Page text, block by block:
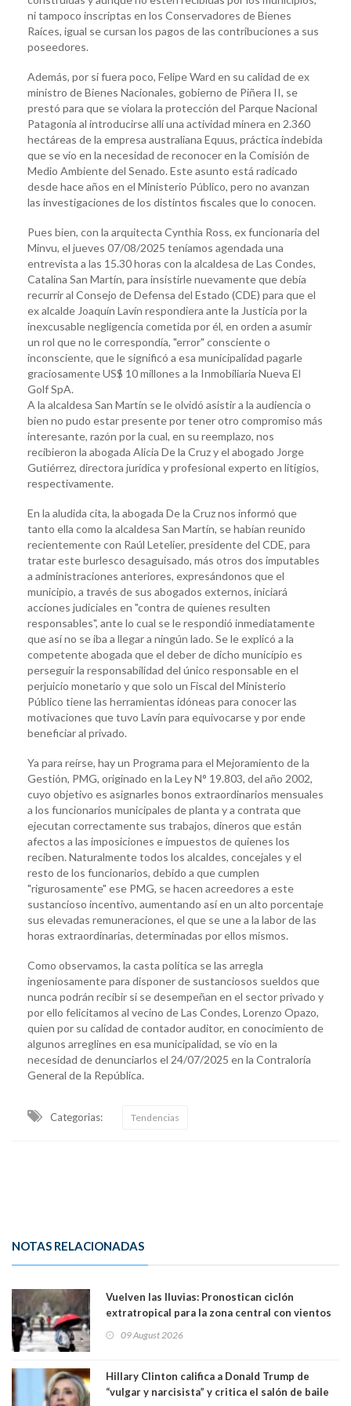
ni tampoco inscriptas en los Conservadores de Bienes
Raíces, igual se cursan los pagos de las contribuciones a sus
poseedores.
Además, por si fuera poco, Felipe Ward en su calidad de ex
ministro de Bienes Nacionales, gobierno de Piñera II, se
prestó para que se violara la protección del Parque Nacional
Patagonia al introducirse allí una actividad minera en 2.360
hectáreas de la empresa australiana Equus, práctica indebida
que se vio en la necesidad de reconocer en la Comisión de
Medio Ambiente del Senado. Este asunto está radicado
desde hace años en el Ministerio Público, pero no avanzan
las investigaciones de los distintos fiscales que lo conocen.
Pues bien, con la arquitecta Cynthia Ross, ex funcionaria del
Minvu, el jueves 07/08/2025 teníamos agendada una
entrevista a las 15.30 horas con la alcaldesa de Las Condes,
Catalina San Martín, para insistirle nuevamente que debía
recurrir al Consejo de Defensa del Estado (CDE) para que el
ex alcalde Joaquín Lavín respondiera ante la Justicia por la
inexcusable negligencia cometida por él, en orden a asumir
un rol que no le correspondía, "error" consciente o
inconsciente, que le significó a esa municipalidad pagarle
graciosamente US$ 10 millones a la Inmobiliaria Nueva El
Golf SpA.
A la alcaldesa San Martín se le olvidó asistir a la audiencia o
bien no pudo estar presente por tener otro compromiso más
interesante, razón por la cual, en su reemplazo, nos
recibieron la abogada Alicia De la Cruz y el abogado Jorge
Gutiérrez, directora jurídica y profesional experto en litigios,
respectivamente.
En la aludida cita, la abogada De la Cruz nos informó que
tanto ella como la alcaldesa San Martín, se habían reunido
recientemente con Raúl Letelier, presidente del CDE, para
tratar este burlesco desaguisado, más otros dos imputables
a administraciones anteriores, expresándonos que el
municipio, a través de sus abogados externos, iniciará
acciones judiciales en "contra de quienes resulten
responsables", ante lo cual se le respondió inmediatamente
que así no se iba a llegar a ningún lado. Se le explicó a la
competente abogada que el deber de dicho municipio es
perseguir la responsabilidad del único responsable en el
perjuicio monetario y que solo un Fiscal del Ministerio
Público tiene las herramientas idóneas para conocer las
motivaciones que tuvo Lavín para equivocarse y por ende
beneficiar al privado.
Ya para reírse, hay un Programa para el Mejoramiento de la
Gestión, PMG, originado en la Ley N° 19.803, del año 2002,
cuyo objetivo es asignarles bonos extraordinarios mensuales
a los funcionarios municipales de planta y a contrata que
ejecutan correctamente sus trabajos, dineros que están
afectos a las imposiciones e impuestos de quienes los
reciben. Naturalmente todos los alcaldes, concejales y el
resto de los funcionarios, debido a que cumplen
"rigurosamente" ese PMG, se hacen acreedores a este
sustancioso incentivo, aumentando así en un alto porcentaje
sus elevadas remuneraciones, el que se une a la labor de las
horas extraordinarias, determinadas por ellos mismos.
Como observamos, la casta política se las arregla
ingeniosamente para disponer de sustanciosos sueldos que
nunca podrán recibir si se desempeñan en el sector privado y
por ello felicitamos al vecino de Las Condes, Lorenzo Opazo,
quien por su calidad de contador auditor, en conocimiento de
algunos arreglines en esa municipalidad, se vio en la
necesidad de denunciarlos el 24/07/2025 en la Contraloría
General de la República.
Categorias: Tendencias
NOTAS RELACIONADAS
Vuelven las lluvias: Pronostican ciclón
extratropical para la zona central con vientos
09 August 2026
Hillary Clinton califica a Donald Trump de
“vulgar y narcisista” y critica el salón de baile